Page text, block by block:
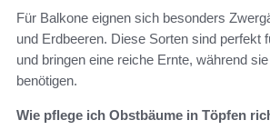
Für Balkone eignen sich besonders
und Erdbeeren. Diese Sorten sind perfekt
und bringen eine reiche Ernte, während
benötigen.
Wie pflege ich Obstbäume in Töpfen